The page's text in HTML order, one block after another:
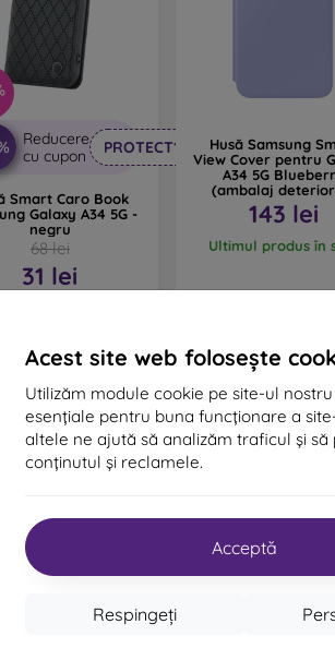
Acest site web folosește
Utilizăm module cookie pe site-ul
esențiale pentru buna funcționare a
altele ne ajută să analizăm traficul și să
conținutul și reclamele.
Acceptă
Respingeți
Reducere
cu cupon
PROTECT10
Smart Caro Book
Galaxy A34 5G -
negru
68 lei
31 lei
Husă Samsung
View Cover pentru
A34 5G
(ambalaj
143 lei
Ultimul produs în
Samsung Galaxy
-54%
Reducere